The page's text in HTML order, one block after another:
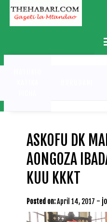
Skip
content
ASKOFU DK
AONGOZA
KUU KKKT
Posted on:April 14, 2017 -